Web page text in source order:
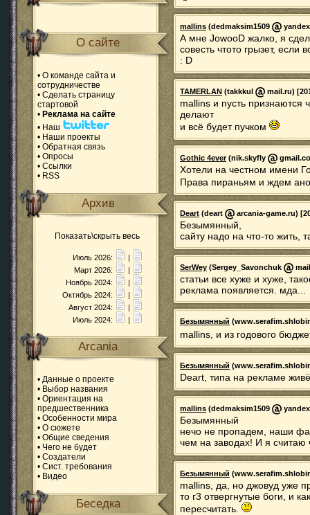
О сайте
• О команде сайта и
сотрудничестве
• Сделать страницу
стартовой
• Реклама на сайте
• Наш
• Наши проекты
• Обратная связь
• Опросы
• Ссылки
• RSS
Архив
Показать\скрыть весь
Июль 2026:
|
Март 2026:
|
Ноябрь 2024:
|
Октябрь 2024:
|
Август 2024:
|
Июль 2024:
|
Arcania
• Данные о проекте
• Выбор названия
• Ориентация на
предшественника
• Особенности мира
• О сюжете
• Общие сведения
• Чего не будет
• Создатели
• Сист. требования
• Видео
Беседка
mallins (dedmaksim1509
А мне JowooD жалко, я
совесть чтото грызет, если
: D
TAMERLAN (takkkul mail.ru)
mallins и пусть признаются
делают
и всё будет пучком
Gothic 4ever(nik.skyfly
Хотели на честном имени
Права пираньям и ждем
Deart (deart arcania-game.ru)
Безымянный,
сайту надо на что-то жить,
SerWey (Sergey_Savonchuk
статьи все хуже и хуже,
реклама появляется. мда...
Безымянный
mallins, и из годового
Безымянный
Deart, типа на рекламе
mallins (dedmaksim1509
Безымянный
нечо не пропадем, наши
чем на заводах! И я считаю
Безымянный
mallins, да, но джовуд уже
то г3 отвергнутые боги, и
пересчитать.